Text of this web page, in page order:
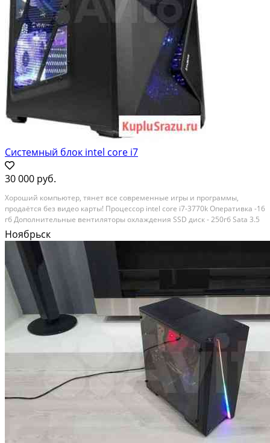
Системный блок intel core i7
30 000 руб.
Хороший компьютер, тянет все современные игры и программы,
продаётся без видео карты! Процессор intel core i7-3770k Оперативка -16
гб Дополнительные вентиляторы охлаждения SSD диск - 250гб Sata 3.5
диск - 2тб Блок питания - 650W Корпус Zalman Z9 Black DWD RW дисковод
Компьютер использовался для...
Ноябрьск